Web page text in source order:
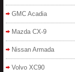
GMC Acadia
Mazda CX-9
Nissan Armada
Volvo XC90